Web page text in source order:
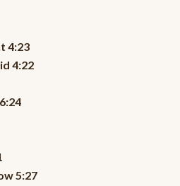
4:23
4:22
5:27